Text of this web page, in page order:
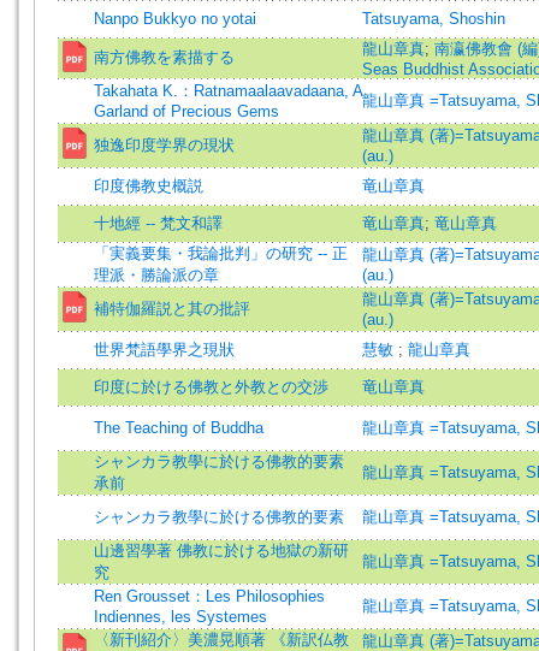
Nanpo Bukkyo no yotai Tatsuyama, Shoshin
南方佛教を素描する 龍山章真; 南瀛佛教會 (
Seas Buddhist
Takahata K.：Ratnamaalaavadaana, A
Garland of Precious Gems
龍山章真 =Tatsuyama,
独逸印度学界の現状
龍山章真 (著
(au.)
印度佛教史概説
竜山章真
十地經 -- 梵文和譯 竜山章真; 竜山章真
「実義要集・我論批判」の研究 -- 正
理派・勝論派の章
龍山章真 (著
(au.)
補特伽羅説と其の批評
龍山章真 (著
(au.)
世界梵語學界之現狀
慧敏 ; 龍山章真
印度に於ける佛教と外教との交渉 竜山章真
The Teaching of Buddha
龍山章真 =Tatsuyama,
シャンカラ教學に於ける佛教的要素
承前
龍山章真 =Tatsuyama,
シャンカラ教學に於ける佛教的要素
龍山章真 =Tatsuyama,
山邊習學著 佛教に於ける地獄の新研
究
龍山章真 =Tatsuyama,
Ren Grousset：Les Philosophies
Indiennes, les Systemes
龍山章真 =Tatsuyama,
〈新刊紹介〉美濃晃順著 《新訳仏教
龍山章真 (著